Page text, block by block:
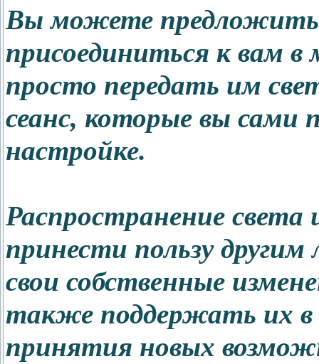
Вы можете предложить
присоединиться к вам
просто передать им
сеанс, которые вы сами
настройке.
Распространение
принести пользу
свои собственные
также поддержать их в
принятия новых